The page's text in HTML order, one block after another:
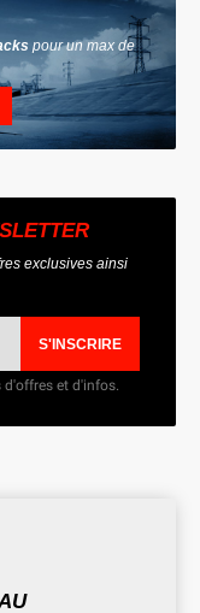
pour un max de
exclusives ainsi
S'INSCRIRE
d'offres et d'infos.